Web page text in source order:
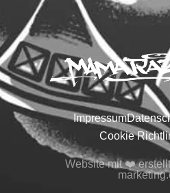
Impressum
Cookie
Website mit ❤️